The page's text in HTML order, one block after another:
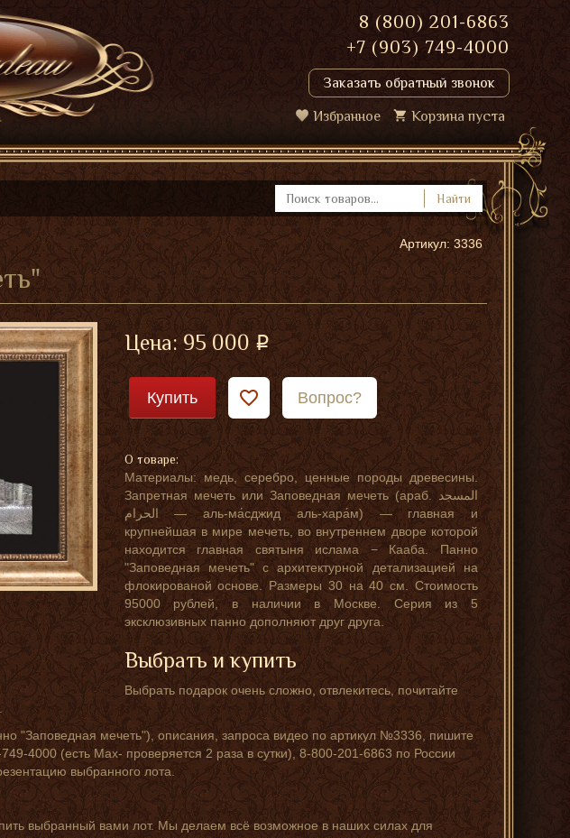
8 (800) 201-6863
+7 (903) 749-4000
Заказать обратный звонок
Избранное Корзина пуста
Найти
Артикул: 3336
Цена:95 000
Купить Вопрос?
О товаре:
Материалы: медь, серебро, ценные породы древесины.
Запретная мечеть или Заповедная мечеть (араб. المسجد
الحرام‎‎ — аль-ма́сджид аль-хара́м) — главная и
крупнейшая в мире мечеть, во внутреннем дворе которой
находится главная святыня ислама − Кааба. Панно
"Заповедная мечеть" с архитектурной детализацией на
флокированой основе. Размеры 30 на 40 см. Стоимость
95000 рублей, в наличии в Москве. Серия из 5
эксклюзивных панно дополняют друг друга.
Выбрать и купить
Выбрать подарок очень сложно, отвлекитесь, почитайте
"Заповедная мечеть"), описания, запроса видео по артикул №3336, пишите
4000 (есть Мах- проверяется 2 раза в сутки), 8-800-201-6863 по России
выбранного лота.
выбранный вами лот. Мы делаем всё возможное в наших силах для